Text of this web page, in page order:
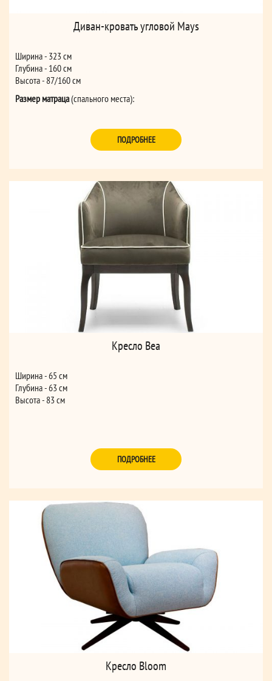
Диван-кровать угловой Mays
Ширина - 323 см
Глубина - 160 см
Высота - 87/160 см
Размер матраца(спального места):
для дивана 2-местного MAXI (142*195*14)
для дивана 2-местного (122*195*14)
для кресла (72*195*14)
ПОДРОБНЕЕ
Кресло Bea
Ширина - 65 см
Глубина - 63 см
Высота - 83 см
ПОДРОБНЕЕ
Кресло Bloom